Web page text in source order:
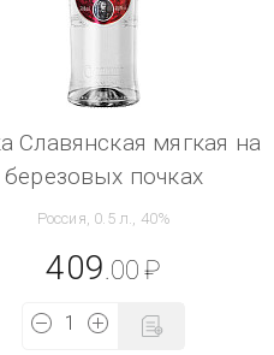
Славянская мягкая на
березовых почках
Россия, 0.5 л., 40%
409 .00 ₽